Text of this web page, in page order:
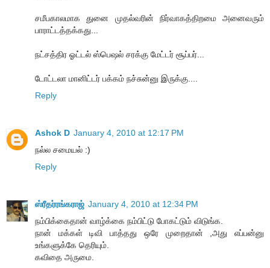
சமீபகாலமாக துனை முதல்வரின் நிர்வாகத்திறமை அனைவரும்
பாராட்டத்தக்கது...
நட்சத்திர ஓட்டல் ஸ்பெஷல் சரக்கு மேட்டர் சூப்பர்...
டோட்டலா மானிட்டர் பக்கம் நச்சுன்னு இருக்கு....
Reply
Ashok D January 4, 2010 at 12:17 PM
நல்ல சமையல் :)
Reply
ஸ்ரீதர்ரங்கராஜ் January 4, 2010 at 12:34 PM
நம்பிக்கைதான் வாழ்க்கை நம்பிட்டு போகட்டும் விடுங்க.
நான் மக்கள் டிவி பாத்தது ஒரே முறைதான் ,அது எப்பன்னு
உங்களுக்கே தெரியும்.
கவிதை அருமை.